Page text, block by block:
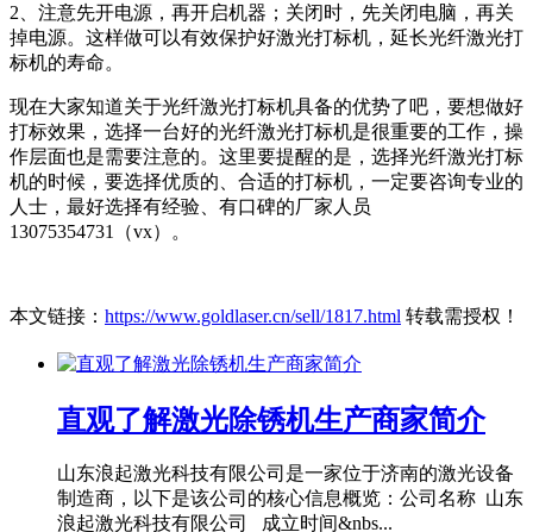
2、注意先开电源，再开启机器；关闭时，先关闭电脑，再关
掉电源。这样做可以有效保护好激光打标机，延长光纤激光打
标机的寿命。
现在大家知道关于光纤激光打标机具备的优势了吧，要想做好
打标效果，选择一台好的光纤激光打标机是很重要的工作，操
作层面也是需要注意的。这里要提醒的是，选择光纤激光打标
机的时候，要选择优质的、合适的打标机，一定要咨询专业的
人士，最好选择有经验、有口碑的厂家人员
13075354731（vx）。
本文链接： https://www.goldlaser.cn/sell/1817.html 转载需授权！
直观了解激光除锈机生产商家简介
山东浪起激光科技有限公司是一家位于济南的激光设备
制造商，以下是该公司的核心信息概览：公司名称 山东
浪起激光科技有限公司 成立时间&nbs...